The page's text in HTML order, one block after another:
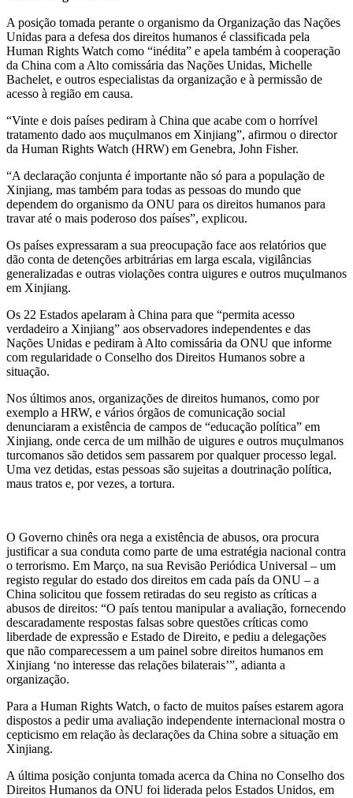
A posição tomada perante o organismo da Organização das Nações
Unidas para a defesa dos direitos humanos é classificada pela
Human Rights Watch como “inédita” e apela também à cooperação
da China com a Alto comissária das Nações Unidas, Michelle
Bachelet, e outros especialistas da organização e à permissão de
acesso à região em causa.
“Vinte e dois países pediram à China que acabe com o horrível
tratamento dado aos muçulmanos em Xinjiang”, afirmou o director
da Human Rights Watch (HRW) em Genebra, John Fisher.
“A declaração conjunta é importante não só para a população de
Xinjiang, mas também para todas as pessoas do mundo que
dependem do organismo da ONU para os direitos humanos para
travar até o mais poderoso dos países”, explicou.
Os países expressaram a sua preocupação face aos relatórios que
dão conta de detenções arbitrárias em larga escala, vigilâncias
generalizadas e outras violações contra uigures e outros muçulmanos
em Xinjiang.
Os 22 Estados apelaram à China para que “permita acesso
verdadeiro a Xinjiang” aos observadores independentes e das
Nações Unidas e pediram à Alto comissária da ONU que informe
com regularidade o Conselho dos Direitos Humanos sobre a
situação.
Nos últimos anos, organizações de direitos humanos, como por
exemplo a HRW, e vários órgãos de comunicação social
denunciaram a existência de campos de “educação política” em
Xinjiang, onde cerca de um milhão de uigures e outros muçulmanos
turcomanos são detidos sem passarem por qualquer processo legal.
Uma vez detidas, estas pessoas são sujeitas a doutrinação política,
maus tratos e, por vezes, a tortura.
O Governo chinês ora nega a existência de abusos, ora procura
justificar a sua conduta como parte de uma estratégia nacional contra
o terrorismo. Em Março, na sua Revisão Periódica Universal – um
registo regular do estado dos direitos em cada país da ONU – a
China solicitou que fossem retiradas do seu registo as críticas a
abusos de direitos: “O país tentou manipular a avaliação, fornecendo
descaradamente respostas falsas sobre questões críticas como
liberdade de expressão e Estado de Direito, e pediu a delegações
que não comparecessem a um painel sobre direitos humanos em
Xinjiang ‘no interesse das relações bilaterais’”, adianta a
organização.
Para a Human Rights Watch, o facto de muitos países estarem agora
dispostos a pedir uma avaliação independente internacional mostra o
cepticismo em relação às declarações da China sobre a situação em
Xinjiang.
A última posição conjunta tomada acerca da China no Conselho dos
Direitos Humanos da ONU foi liderada pelos Estados Unidos, em